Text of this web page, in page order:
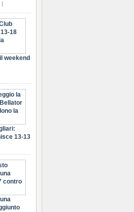
|
weekend
13-13